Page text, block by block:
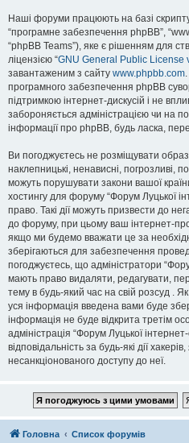
Наші форуми працюють на базі скрипту
“програмне забезпечення phpBB”,
“phpBB Teams”), яке є рішенням для
ліцензією “GNU General Public License
завантаженим з сайту www.phpbb.com
програмного забезпечення phpBB
підтримкою інтернет-дискусій і не
забороняється адміністрацією чи на
інформації про phpBB, будь ласка,
Ви погоджуєтесь не розміщувати
наклепницькі, ненависні, погрозливі,
можуть порушувати закони вашої
хостингу для форуму “Форум Луцької
право. Такі дії можуть призвести до
до форуму, при цьому ваш інтернет-
якщо ми будемо вважати це за
зберігаються для забезпечення
погоджуєтесь, що адміністратори
мають право видаляти, редагувати,
тему в будь-який час на свій розсуд .
уся інформація введена вами буде
інформація не буде відкрита третім
адміністрація “Форум Луцької
відповідальність за будь-які дії
несанкціонованого доступу до неї.
Головна Список форумів